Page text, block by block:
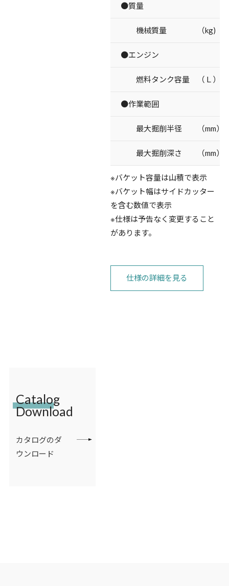
●質量
機械質量 （kg)
●エンジン
燃料タンク容量 （Ｌ）
●作業範囲
最大掘削半径 （mm）
最大掘削深さ （mm）
※バケット容量は山積で表示
※バケット幅はサイドカッター
を含む数値で表示
※仕様は予告なく変更すること
があります。
仕様の詳細を見る
Catalog
Download
カタログのダ
ウンロード